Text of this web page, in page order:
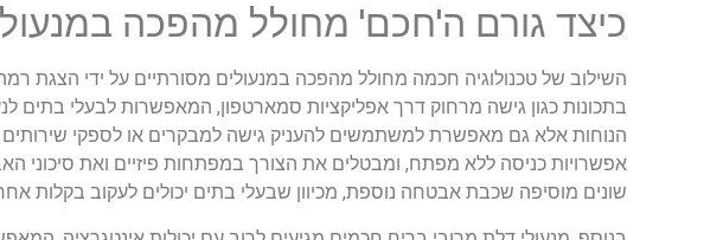
כיצד גורם ה'חכם' מחולל מהפכה
השילוב של טכנולוגיה חכמה מחולל מהפכה במנעולים מסורתיים על ידי הצגת
בתכונות כגון גישה מרחוק דרך אפליקציות סמארטפון, המאפשרות לבעלי בתים
הנוחות אלא גם מאפשרת למשתמשים להעניק גישה למבקרים או לספקי
אפשרויות כניסה ללא מפתח, ומבטלים את הצורך במפתחות פיזיים ואת סיכוני
שונים מוסיפה שכבת אבטחה נוספת, מכיוון שבעלי בתים יכולים לעקוב בקלות